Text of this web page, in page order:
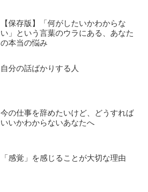
【保存版】「何がしたいかわからな
い」という言葉のウラにある、あなた
の本当の悩み
自分の話ばかりする人
今の仕事を辞めたいけど、どうすれば
いいかわからないあなたへ
「感覚」を感じることが大切な理由